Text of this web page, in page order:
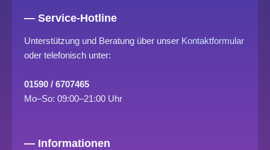
— Service-Hotline
Unterstützung und Beratung über unser Kontaktformular
oder telefonisch unter:
01590 / 6707465
Mo–So: 09:00–21:00 Uhr
— Informationen